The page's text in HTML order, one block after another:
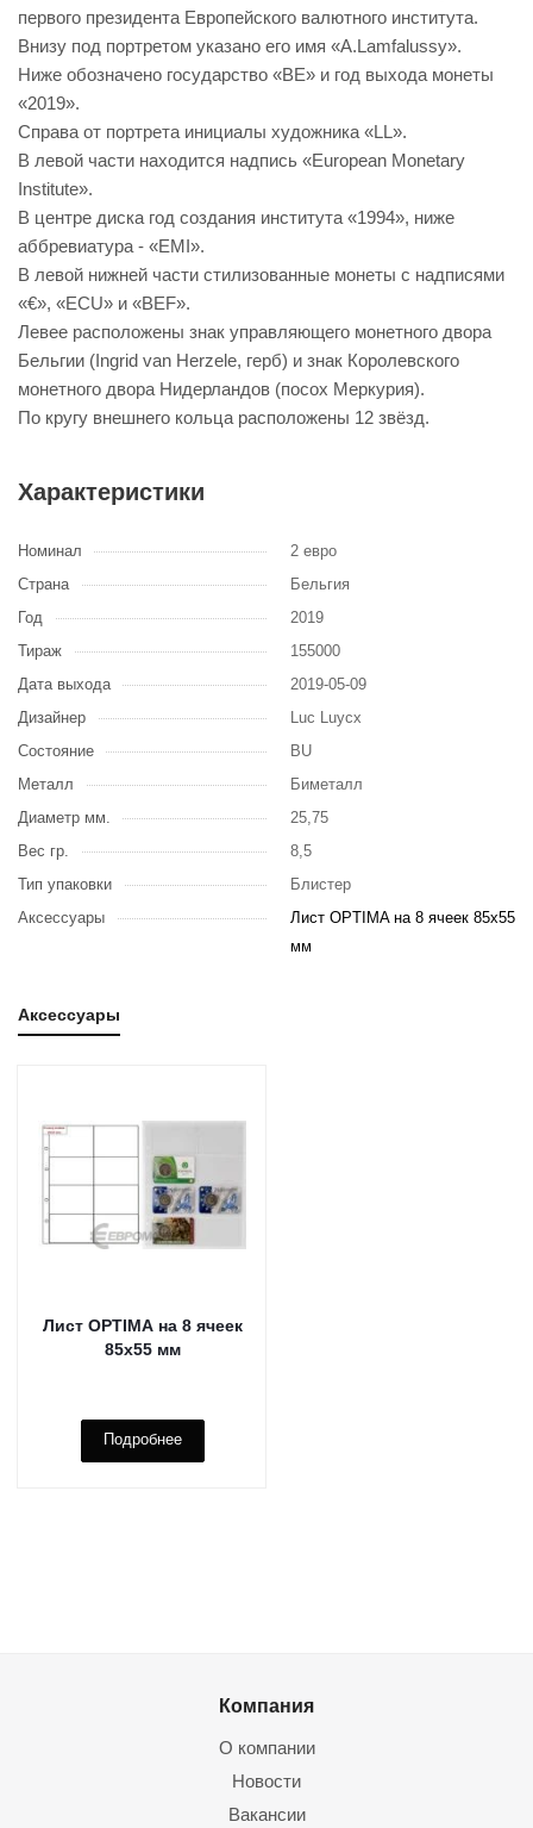
первого президента Европейского валютного института.
Внизу под портретом указано его имя «A.Lamfalussy».
Ниже обозначено государство «BE» и год выхода монеты
«2019».
Справа от портрета инициалы художника «LL».
В левой части находится надпись «European Monetary
Institute».
В центре диска год создания института «1994», ниже
аббревиатура - «EMI».
В левой нижней части стилизованные монеты с надписями
«€», «ECU» и «BEF».
Левее расположены знак управляющего монетного двора
Бельгии (Ingrid van Herzele, герб) и знак Королевского
монетного двора Нидерландов (посох Меркурия).
По кругу внешнего кольца расположены 12 звёзд.
Характеристики
Номинал
2 евро
Страна
Бельгия
Год
2019
Тираж
155000
Дата выхода
2019-05-09
Дизайнер
Luc Luycx
Состояние
BU
Металл
Биметалл
Диаметр мм.
25,75
Вес гр.
8,5
Тип упаковки
Блистер
Аксессуары
Лист OPTIMA на 8 ячеек 85х55
мм
Аксессуары
Лист OPTIMA на 8 ячеек
85х55 мм
Подробнее
Компания
О компании
Новости
Вакансии